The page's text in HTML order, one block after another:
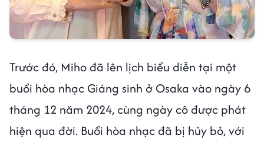
Trước đó, Miho đã lên lịch biểu diễn tại một
buổi hòa nhạc Giáng sinh ở Osaka vào ngày 6
tháng 12 năm 2024, cùng ngày cô được phát
hiện qua đời. Buổi hòa nhạc đã bị hủy bỏ, với